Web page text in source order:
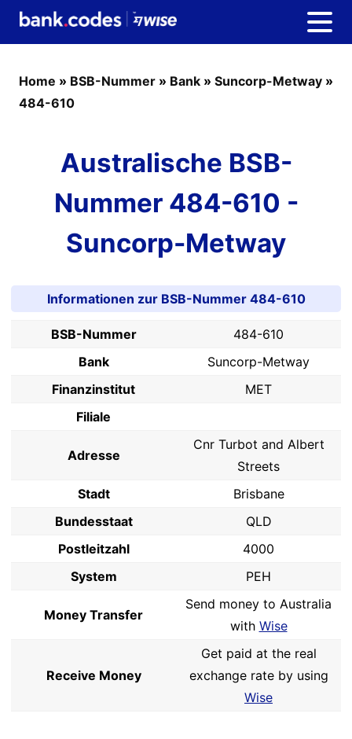
Home » BSB-Nummer » Bank » Suncorp-Metway »
484-610
Australische BSB-
Nummer 484-610 -
Suncorp-Metway
Informationen zur BSB-Nummer 484-610
BSB-Nummer
484-610
Bank
Suncorp-Metway
Finanzinstitut
MET
Filiale
Adresse
Cnr Turbot and Albert
Streets
Stadt
Brisbane
Bundesstaat
QLD
Postleitzahl
4000
System
PEH
Money Transfer
Send money to Australia
with Wise
Receive Money
Get paid at the real
exchange rate by using
Wise